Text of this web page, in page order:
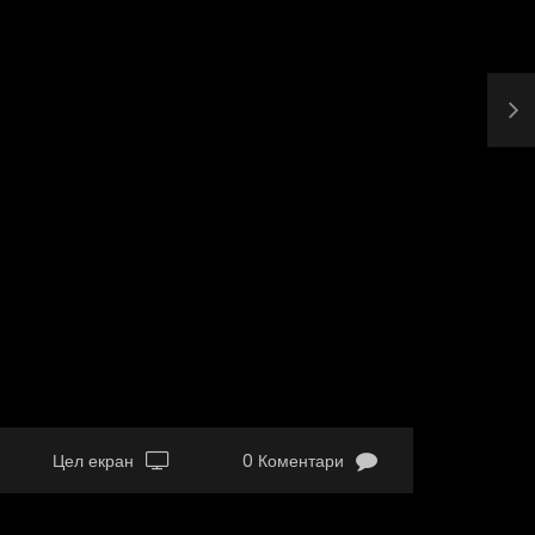
Цел екран 0 Коментари